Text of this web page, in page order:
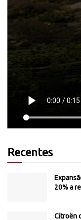
Recentes
20% a
Citroën